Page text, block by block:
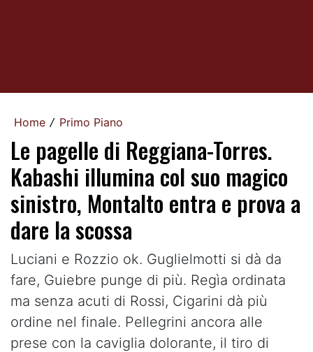
Home / Primo Piano
Le pagelle di Reggiana-Torres.
Kabashi illumina col suo magico
sinistro, Montalto entra e prova a
dare la scossa
Luciani e Rozzio ok. Guglielmotti si dà da
fare, Guiebre punge di più. Regìa ordinata
ma senza acuti di Rossi, Cigarini dà più
ordine nel finale. Pellegrini ancora alle
prese con la caviglia dolorante, il tiro di